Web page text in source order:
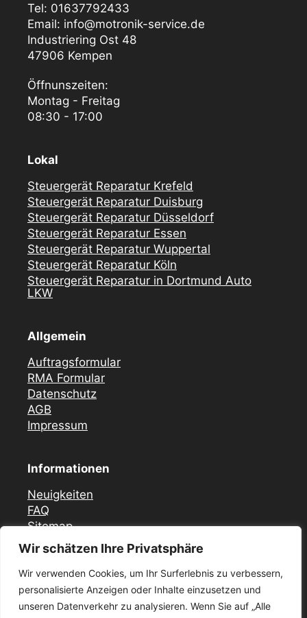
Wir schätzen Ihre Privatsphäre
Wir verwenden Cookies, um Ihr Surferlebnis zu verbessern,
personalisierte Anzeigen oder Inhalte einzusetzen und
unseren Datenverkehr zu analysieren. Wenn Sie auf „Alle
Tel: 01637792433
Email: info@motronik-service.de
Industriering Ost 48
47906 Kempen
Öffnunszeiten:
Montag - Freitag
08:30 - 17:00
Lokal
Steuergerät Reparatur Krefeld
Steuergerät Reparatur Duisburg
Steuergerät Reparatur Düsseldorf
Steuergerät Reparatur Essen
Steuergerät Reparatur Wuppertal
Steuergerät Reparatur Köln
Steuergerät Reparatur in Dortmund Auto
LKW
Allgemein
Auftragsformular
RMA Formular
Datenschutz
AGB
Impressum
Informationen
Neuigkeiten
FAQ
Sitemap
Vor Ort Notfall Service
Mercedes Zündschloss ELV Reparatur
Düsseldorf
Zündschloss ELV Reparatur Krefeld